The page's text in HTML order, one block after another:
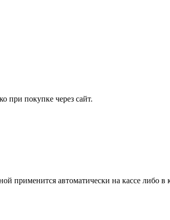
при покупке через сайт.
применится автоматически на кассе либо в